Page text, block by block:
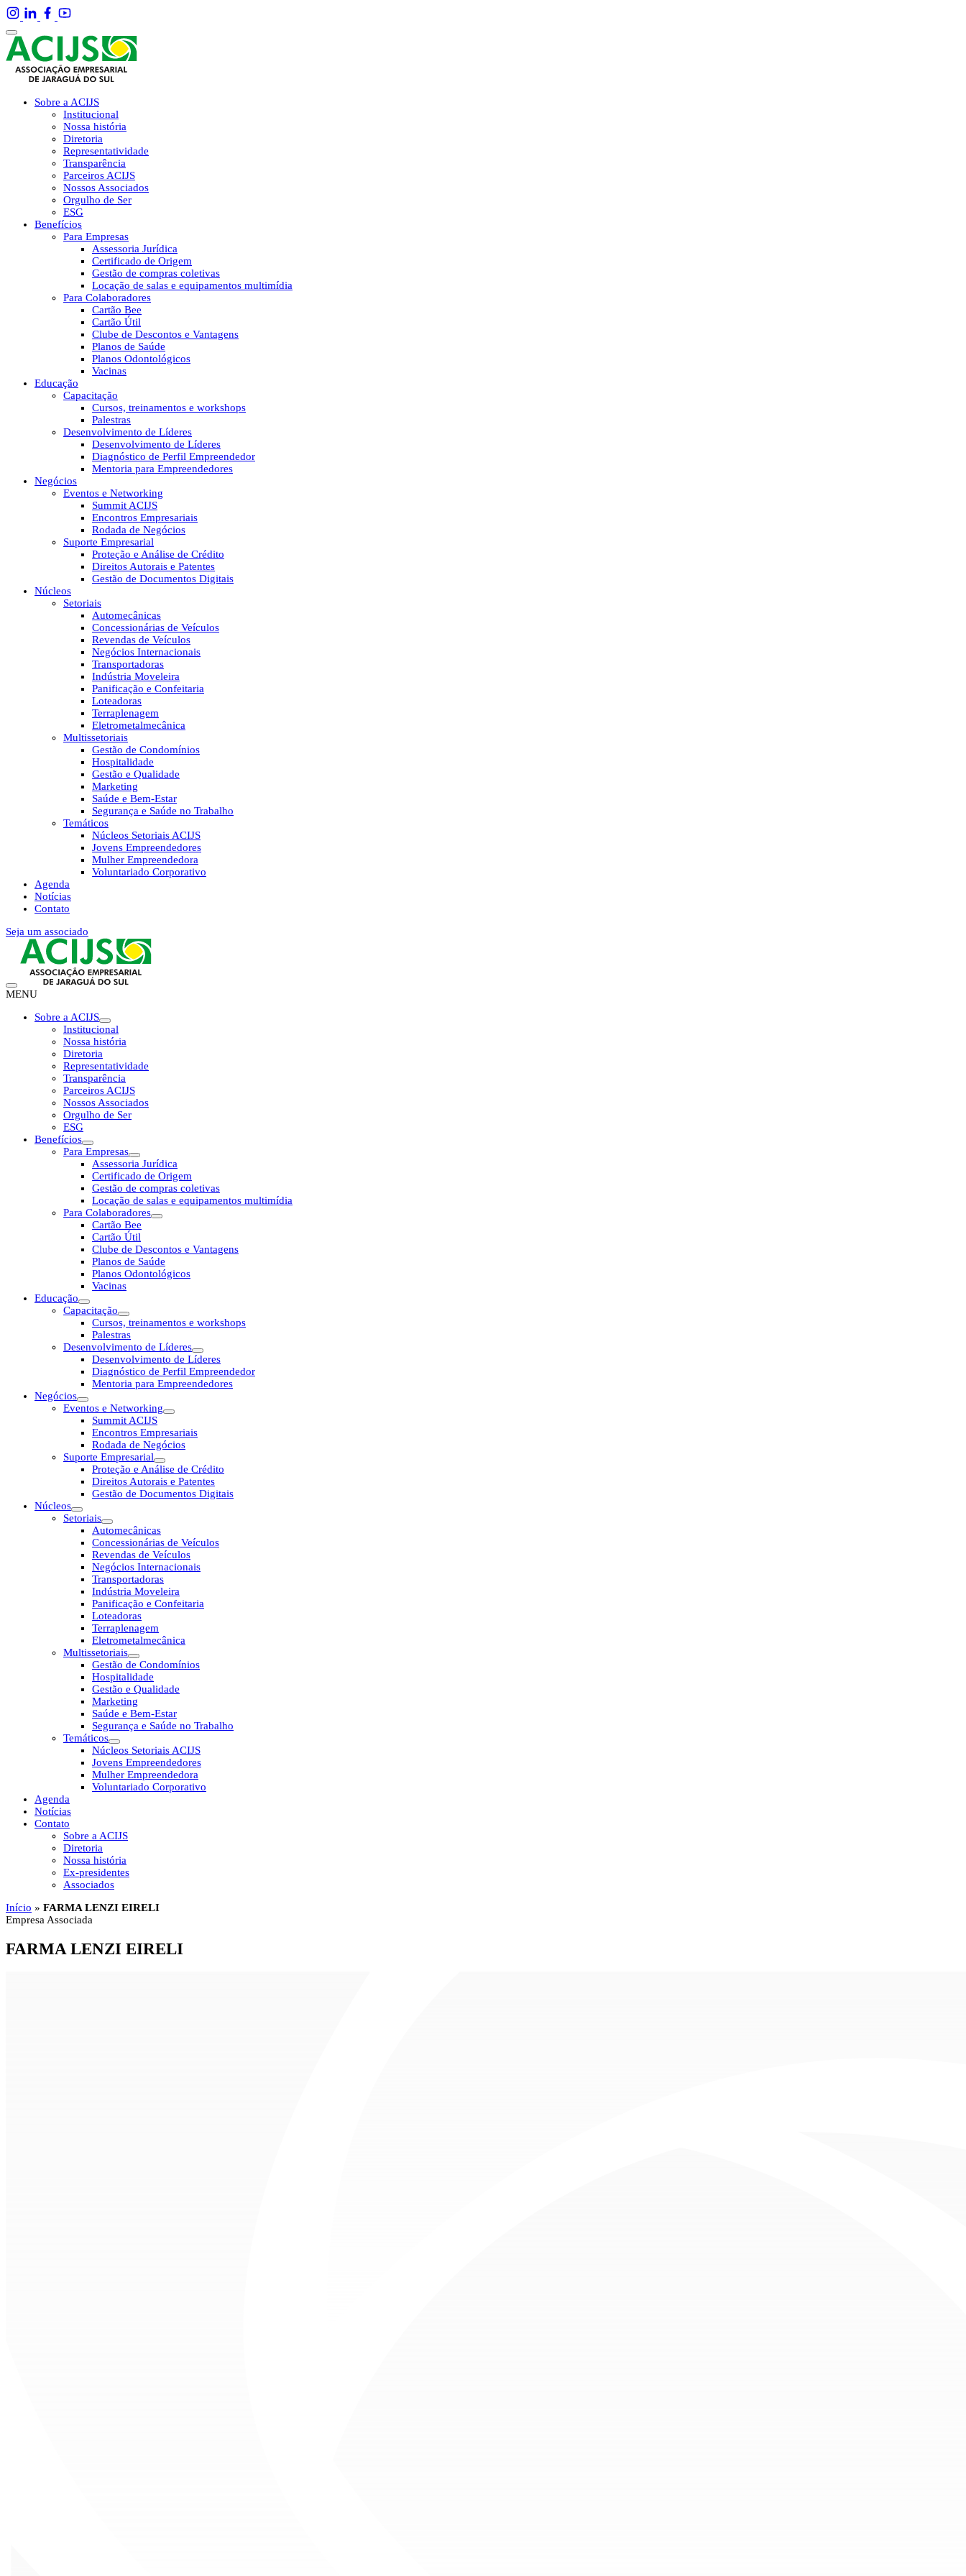
Sobre a ACIJS
Institucional
Nossa história
Diretoria
Representatividade
Transparência
Parceiros ACIJS
Nossos Associados
Orgulho de Ser
ESG
Benefícios
Para Empresas
Assessoria Jurídica
Certificado de Origem
Gestão de compras coletivas
Locação de salas e equipamentos multimídia
Para Colaboradores
Cartão Bee
Cartão Útil
Clube de Descontos e Vantagens
Planos de Saúde
Planos Odontológicos
Vacinas
Educação
Capacitação
Cursos, treinamentos e workshops
Palestras
Desenvolvimento de Líderes
Desenvolvimento de Líderes
Diagnóstico de Perfil Empreendedor
Mentoria para Empreendedores
Negócios
Eventos e Networking
Summit ACIJS
Encontros Empresariais
Rodada de Negócios
Suporte Empresarial
Proteção e Análise de Crédito
Direitos Autorais e Patentes
Gestão de Documentos Digitais
Núcleos
Setoriais
Automecânicas
Concessionárias de Veículos
Revendas de Veículos
Negócios Internacionais
Transportadoras
Indústria Moveleira
Panificação e Confeitaria
Loteadoras
Terraplenagem
Eletrometalmecânica
Multissetoriais
Gestão de Condomínios
Hospitalidade
Gestão e Qualidade
Marketing
Saúde e Bem-Estar
Segurança e Saúde no Trabalho
Temáticos
Núcleos Setoriais ACIJS
Jovens Empreendedores
Mulher Empreendedora
Voluntariado Corporativo
Agenda
Notícias
Contato
Seja um associado
MENU
Sobre a ACIJS
Institucional
Nossa história
Diretoria
Representatividade
Transparência
Parceiros ACIJS
Nossos Associados
Orgulho de Ser
ESG
Benefícios
Para Empresas
Assessoria Jurídica
Certificado de Origem
Gestão de compras coletivas
Locação de salas e equipamentos multimídia
Para Colaboradores
Cartão Bee
Cartão Útil
Clube de Descontos e Vantagens
Planos de Saúde
Planos Odontológicos
Vacinas
Educação
Capacitação
Cursos, treinamentos e workshops
Palestras
Desenvolvimento de Líderes
Desenvolvimento de Líderes
Diagnóstico de Perfil Empreendedor
Mentoria para Empreendedores
Negócios
Eventos e Networking
Summit ACIJS
Encontros Empresariais
Rodada de Negócios
Suporte Empresarial
Proteção e Análise de Crédito
Direitos Autorais e Patentes
Gestão de Documentos Digitais
Núcleos
Setoriais
Automecânicas
Concessionárias de Veículos
Revendas de Veículos
Negócios Internacionais
Transportadoras
Indústria Moveleira
Panificação e Confeitaria
Loteadoras
Terraplenagem
Eletrometalmecânica
Multissetoriais
Gestão de Condomínios
Hospitalidade
Gestão e Qualidade
Marketing
Saúde e Bem-Estar
Segurança e Saúde no Trabalho
Temáticos
Núcleos Setoriais ACIJS
Jovens Empreendedores
Mulher Empreendedora
Voluntariado Corporativo
Agenda
Notícias
Contato
Sobre a ACIJS
Diretoria
Nossa história
Ex-presidentes
Associados
Início » FARMA LENZI EIRELI
Empresa Associada
FARMA LENZI EIRELI